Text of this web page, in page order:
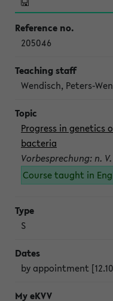
205046
Wendisch, Peters-
Progress in genetics
bacteria
Vorbesprechung: n. V.
Course taught in
S
by appointment